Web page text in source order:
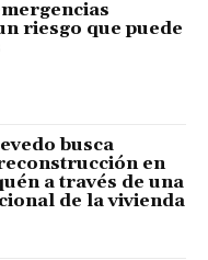
riesgo que puede
busca
en
a través de una
de la vivienda